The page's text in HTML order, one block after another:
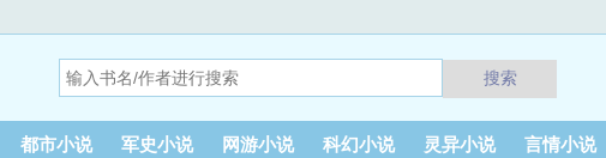
搜索
都市小说 军史小说 网游小说 科幻小说 灵异小说 言情小说